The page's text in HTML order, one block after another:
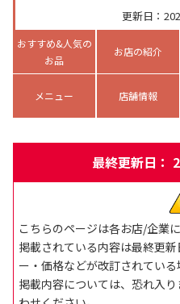
更新日：
おすすめ&人気の
お品
お店の紹介
メニュー 店舗情報
最終更新日：
こちらのページは各お店/企業
掲載されている内容は最終更
ー・価格などが改訂されている
掲載内容については、恐れ入